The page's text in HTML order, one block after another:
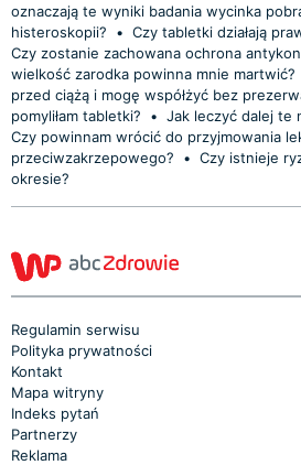
oznaczają te wyniki badania wycinka
histeroskopii?
• Czy tabletki działają
Czy zostanie zachowana ochrona
wielkość zarodka powinna mnie martwić?
przed ciążą i mogę współżyć bez
pomyliłam tabletki?
• Jak leczyć dalej te
Czy powinnam wrócić do przyjmowania
przeciwzakrzepowego?
• Czy istnieje
okresie?
Regulamin serwisu
Polityka prywatności
Kontakt
Mapa witryny
Indeks pytań
Partnerzy
Reklama